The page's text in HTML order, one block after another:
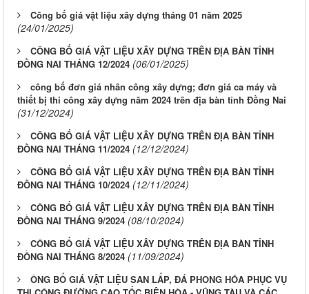
Công bố giá vật liệu xây dựng tháng 01 năm 2025
(24/01/2025)
CÔNG BỐ GIÁ VẬT LIỆU XÂY DỰNG TRÊN ĐỊA BÀN TỈNH
ĐỒNG NAI THÁNG 12/2024 (06/01/2025)
công bố đơn giá nhân công xây dựng; đơn giá ca máy và
thiết bị thi công xây dựng năm 2024 trên địa bàn tỉnh Đồng Nai
(31/12/2024)
CÔNG BỐ GIÁ VẬT LIỆU XÂY DỰNG TRÊN ĐỊA BÀN TỈNH
ĐỒNG NAI THÁNG 11/2024 (12/12/2024)
CÔNG BỐ GIÁ VẬT LIỆU XÂY DỰNG TRÊN ĐỊA BÀN TỈNH
ĐỒNG NAI THÁNG 10/2024 (12/11/2024)
CÔNG BỐ GIÁ VẬT LIỆU XÂY DỰNG TRÊN ĐỊA BÀN TỈNH
ĐỒNG NAI THÁNG 9/2024 (08/10/2024)
CÔNG BỐ GIÁ VẬT LIỆU XÂY DỰNG TRÊN ĐỊA BÀN TỈNH
ĐỒNG NAI THÁNG 8/2024 (11/09/2024)
ÔNG BỐ GIÁ VẬT LIỆU SAN LẤP, ĐÁ PHONG HÓA PHỤC VỤ